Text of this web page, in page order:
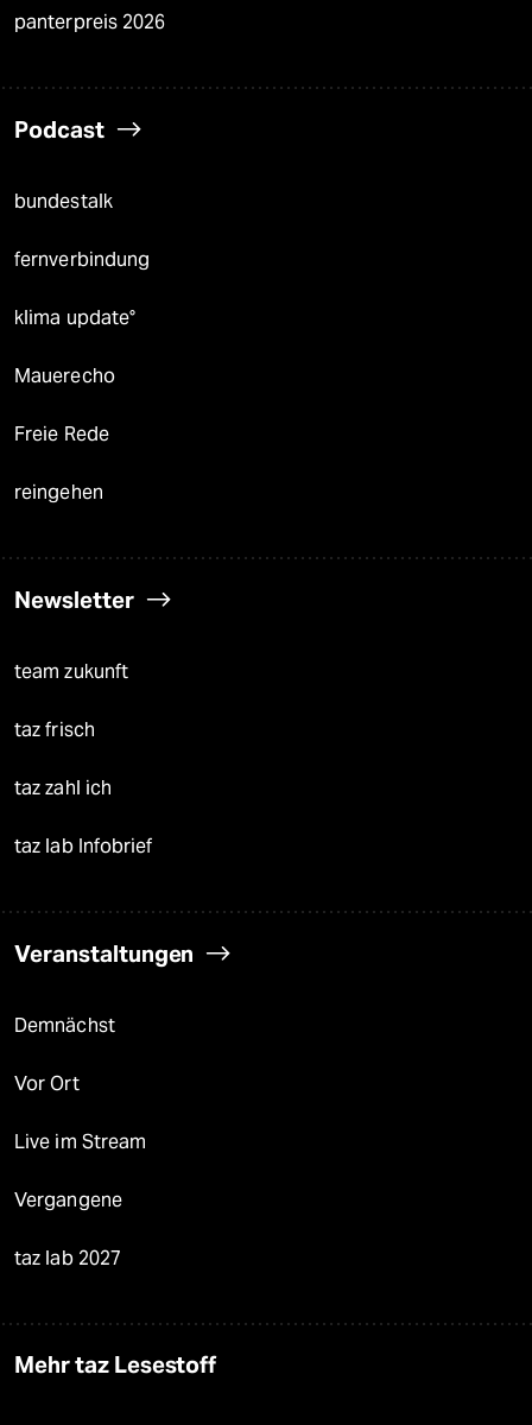
panterpreis 2026
Podcast
bundestalk
fernverbindung
klima update°
Mauerecho
Freie Rede
reingehen
Newsletter
team zukunft
taz frisch
taz zahl ich
taz lab Infobrief
Veranstaltungen
Demnächst
Vor Ort
Live im Stream
Vergangene
taz lab 2027
Mehr taz Lesestoff